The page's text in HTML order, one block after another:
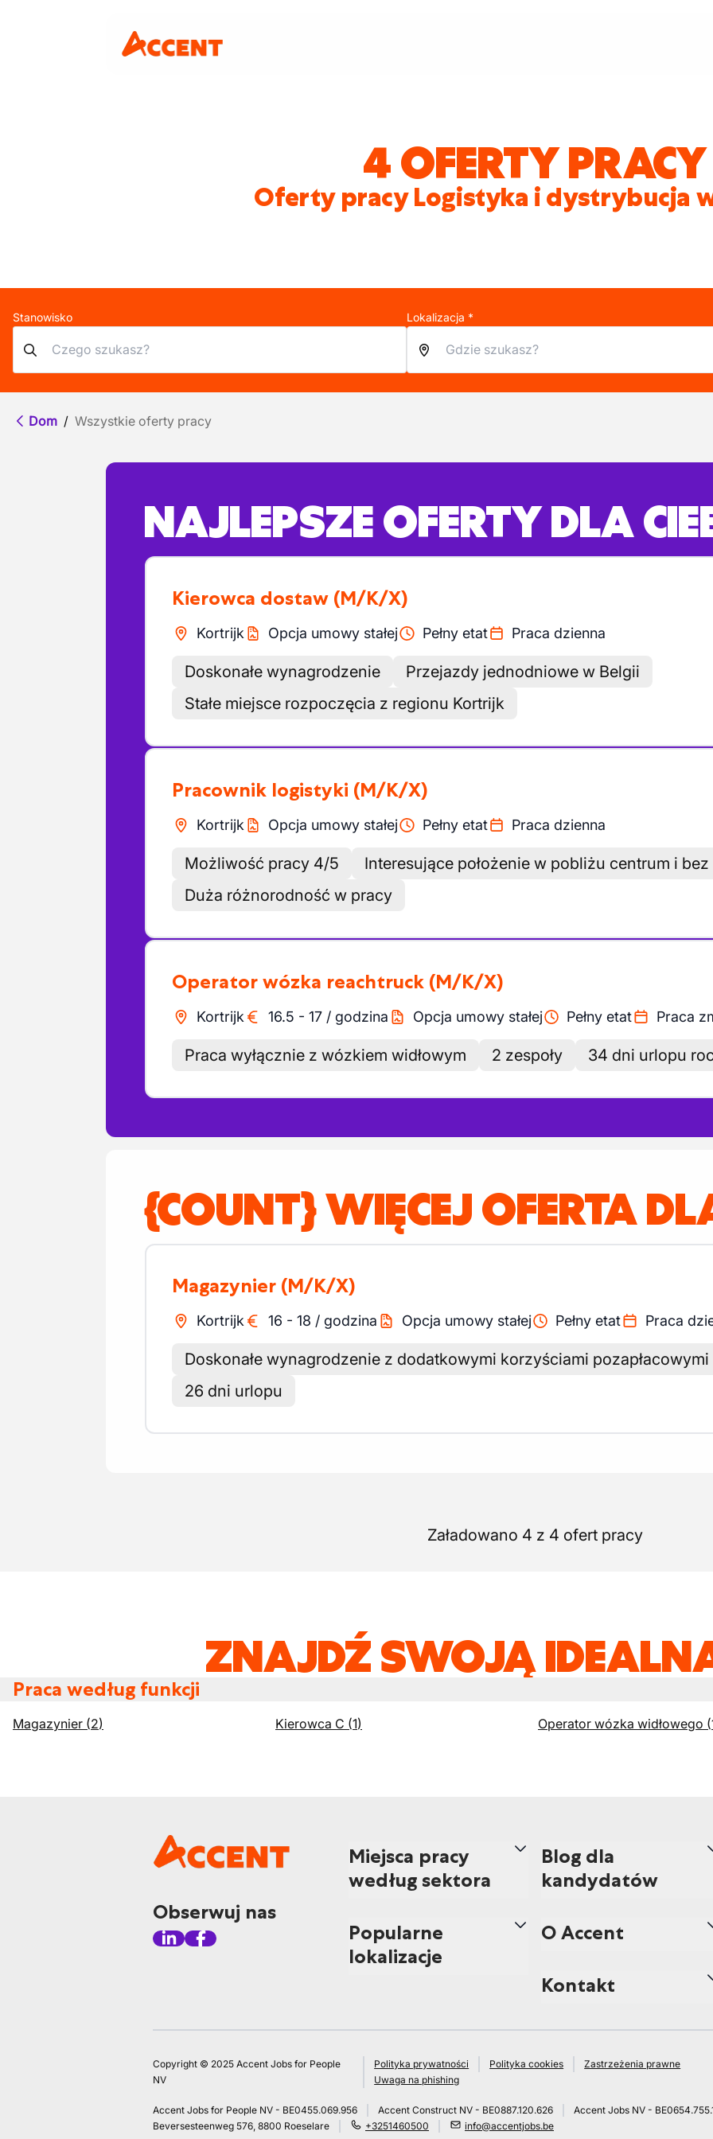
4 OFERTY PRACY
Oferty pracy Logistyka i dystrybucja
Stanowisko Lokalizacja *
Dom / Wszystkie oferty pracy
NAJLEPSZE OFERTY DLA
Kierowca dostaw (M/K/X)
Kortrijk Opcja umowy stałej Pełny etat Praca dzienna
Doskonałe wynagrodzenie
Przejazdy jednodniowe w Belgii
Stałe miejsce rozpoczęcia z regionu Kortrijk
Pracownik logistyki (M/K/X)
Kortrijk Opcja umowy stałej Pełny etat Praca dzienna
Możliwość pracy 4/5
Interesujące położenie w pobliżu centrum i
Duża różnorodność w pracy
Operator wózka reachtruck (M/K/X)
Kortrijk 16.5 - 17 / godzina Opcja umowy stałej Pełny etat Praca
Praca wyłącznie z wózkiem widłowym 2 zespoły 34 dni urlopu
{COUNT} WIĘCEJ OFERTA
Magazynier (M/K/X)
Kortrijk 16 - 18 / godzina Opcja umowy stałej Pełny etat Praca
Doskonałe wynagrodzenie z dodatkowymi korzyściami pozapłacowymi
26 dni urlopu
Załadowano 4 z 4 ofert pracy
ZNAJDŹ SWOJĄ
Praca według funkcji
Magazynier (2) Kierowca C (1) Operator wózka widłowego (
Obserwuj nas
Miejsca pracy
według sektora
Popularne
lokalizacje
Blog dla
kandydatów
O Accent
Kontakt
Copyright © 2025 Accent Jobs for People
NV
Polityka prywatności Polityka cookies
Zastrzeżenia prawne
Uwaga na phishing
Accent Jobs for People NV - BE0455.069.956 Accent Construct NV - BE0887.120.626
Accent Jobs NV -
Beversesteenweg 576, 8800 Roeselare
+3251460500 info@accentjobs.be